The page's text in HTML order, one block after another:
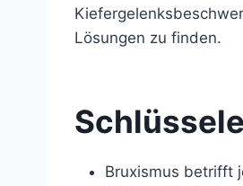
Lösungen zu finden.
Bruxismus betrifft